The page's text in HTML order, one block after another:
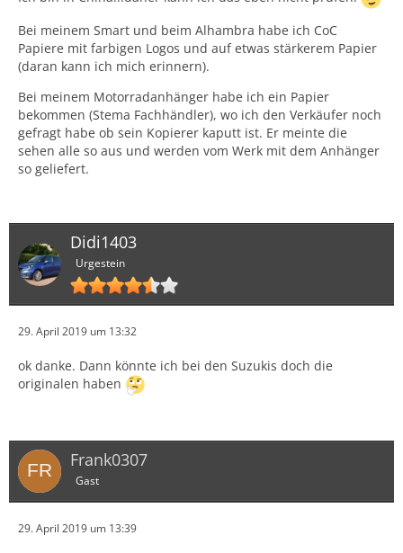
Bei meinem Smart und beim Alhambra habe ich CoC
Papiere mit farbigen Logos und auf etwas stärkerem Papier
(daran kann ich mich erinnern).
Bei meinem Motorradanhänger habe ich ein Papier
bekommen (Stema Fachhändler), wo ich den Verkäufer noch
gefragt habe ob sein Kopierer kaputt ist. Er meinte die
sehen alle so aus und werden vom Werk mit dem Anhänger
so geliefert.
Didi1403
Urgestein
29. April 2019 um 13:32
ok danke. Dann könnte ich bei den Suzukis doch die
originalen haben
Frank0307
Gast
29. April 2019 um 13:39